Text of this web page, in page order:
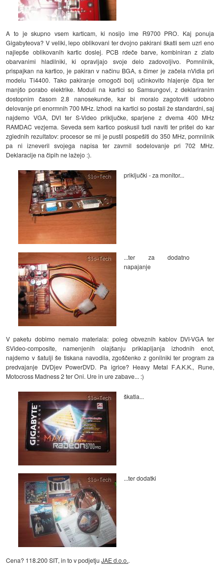
A to je skupno vsem karticam, ki nosijo ime R9700 PRO. Kaj ponuja
Gigabyteova? V veliki, lepo oblikovani ter dvojno pakirani škatli sem uzrl eno
najlepše oblikovanih kartic doslej. PCB rdeče barve, kombiniran z zlato
obarvanimi hladilniki, ki opravljajo svoje delo zadovoljivo. Pomnilnik,
prispajkan na kartico, je pakiran v načinu BGA, s čimer je začela nVidia pri
modelu Ti4400. Tako pakiranje omogoči bolj učinkovito hlajenje čipa ter
manjšo porabo elektrike. Moduli na kartici so Samsungovi, z deklariranim
dostopnim časom 2.8 nanosekunde, kar bi moralo zagotoviti udobno
delovanje pri enormnih 700 MHz. Izhodi na kartici so postali že standardni, saj
najdemo VGA, DVI ter S-Video priključke, sparjene z dvema 400 MHz
RAMDAC vezjema. Seveda sem kartico poskusil tudi naviti ter prišel do kar
zglednih rezultatov: procesor se mi je pustil pospešiti do 350 MHz, pomnilnik
pa ni izneveril svojega napisa ter zavrnil sodelovanje pri 702 MHz.
Deklaracije na čipih ne lažejo :).
priključki - za monitor...
...ter za dodatno
napajanje
V paketu dobimo nemalo materiala: poleg obveznih kablov DVI-VGA ter
SVideo-composite, namenjenih olajšanju priklapljanja izhodnih enot,
najdemo v šatulji še tiskana navodila, zgoščenko z gonilniki ter program za
predvajanje DVDjev PowerDVD. Pa igrice? Heavy Metal F.A.K.K., Rune,
Motocross Madness 2 ter Oni. Ure in ure zabave... :)
škatla...
...ter dodatki
Cena? 118.200 SIT, in to v podjetjuJAE d.o.o..